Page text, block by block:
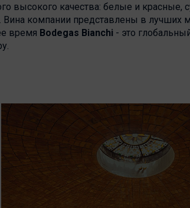
высокого качества: белые и красные,
Вина компании представлены в
время Bodegas Bianchi - это